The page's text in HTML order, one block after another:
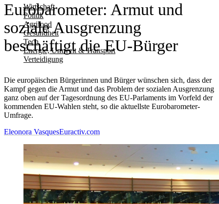
Wirtschaft
Politik
Agrifood
Gesundheit
Tech
Energie, Umwelt & Transport
Verteidigung
Eurobarometer: Armut und
soziale Ausgrenzung
beschäftigt die EU-Bürger
Die europäischen Bürgerinnen und Bürger wünschen sich, dass der
Kampf gegen die Armut und das Problem der sozialen Ausgrenzung
ganz oben auf der Tagesordnung des EU-Parlaments im Vorfeld der
kommenden EU-Wahlen steht, so die aktuellste Eurobarometer-
Umfrage.
Eleonora VasquesEuractiv.com